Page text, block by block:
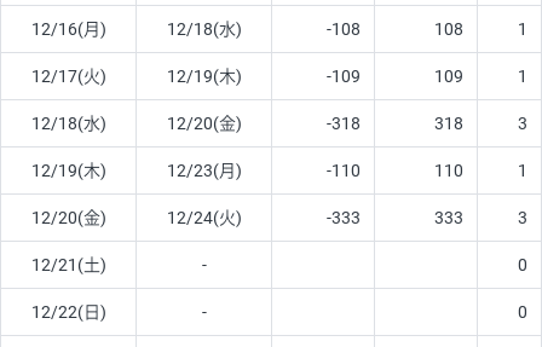
12/16(月) 12/18(水) -108 108 1
12/17(火) 12/19(木) -109 109 1
12/18(水) 12/20(金) -318 318 3
12/19(木) 12/23(月) -110 110 1
12/20(金) 12/24(火) -333 333 3
12/21(土) - 0
12/22(日) - 0